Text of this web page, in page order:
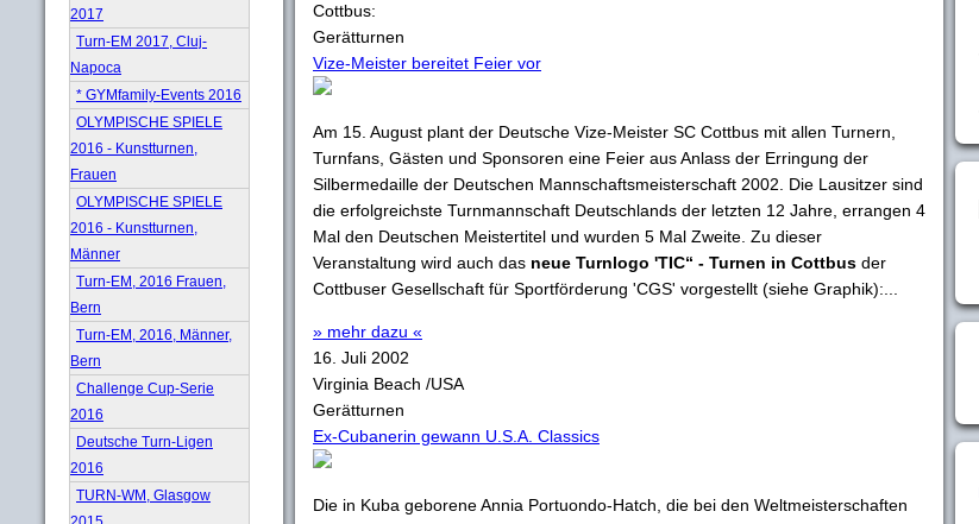
2017
Turn-EM 2017, Cluj-
Napoca
* GYMfamily-Events 2016
OLYMPISCHE SPIELE
2016 - Kunstturnen,
Frauen
OLYMPISCHE SPIELE
2016 - Kunstturnen,
Männer
Turn-EM, 2016 Frauen,
Bern
Turn-EM, 2016, Männer,
Bern
Challenge Cup-Serie
2016
Deutsche Turn-Ligen
2016
TURN-WM, Glasgow
Cottbus:
Gerätturnen
Vize-Meister bereitet Feier vor
Am 15. August plant der Deutsche Vize-Meister SC Cottbus mit allen Turnern,
Turnfans, Gästen und Sponsoren eine Feier aus Anlass der Erringung der
Silbermedaille der Deutschen Mannschaftsmeisterschaft 2002. Die Lausitzer sind
die erfolgreichste Turnmannschaft Deutschlands der letzten 12 Jahre, errangen 4
Mal den Deutschen Meistertitel und wurden 5 Mal Zweite. Zu dieser
Veranstaltung wird auch das neue Turnlogo 'TIC“ - Turnen in Cottbus der
Cottbuser Gesellschaft für Sportförderung 'CGS' vorgestellt (siehe Graphik):...
» mehr dazu «
16. Juli 2002
Virginia Beach /USA
Gerätturnen
Ex-Cubanerin gewann U.S.A. Classics
Die in Kuba geborene Annia Portuondo-Hatch, die bei den Weltmeisterschaften